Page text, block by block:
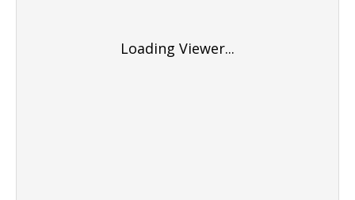
Loading Viewer...